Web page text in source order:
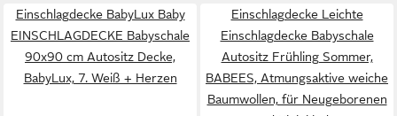
Einschlagdecke BabyLux Baby
EINSCHLAGDECKE Babyschale
90x90 cm Autositz Decke,
BabyLux, 7. Weiß + Herzen
Einschlagdecke Leichte
Einschlagdecke Babyschale
Autositz Frühling Sommer,
BABEES, Atmungsaktive weiche
Baumwollen, für Neugeborenen